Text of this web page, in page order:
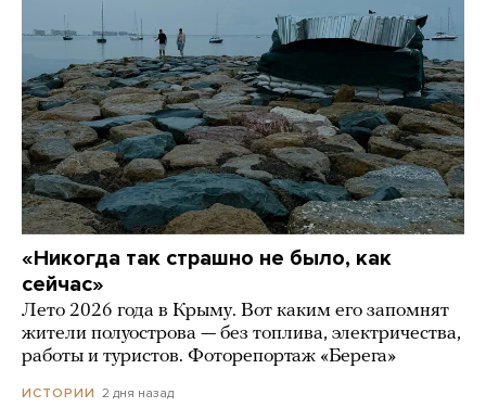
«Никогда так страшно не было, как
сейчас»
Лето 2026 года в Крыму. Вот каким его запомнят
жители полуострова — без топлива, электричества,
работы и туристов. Фоторепортаж «Берега»
ИСТОРИИ 2 дня назад